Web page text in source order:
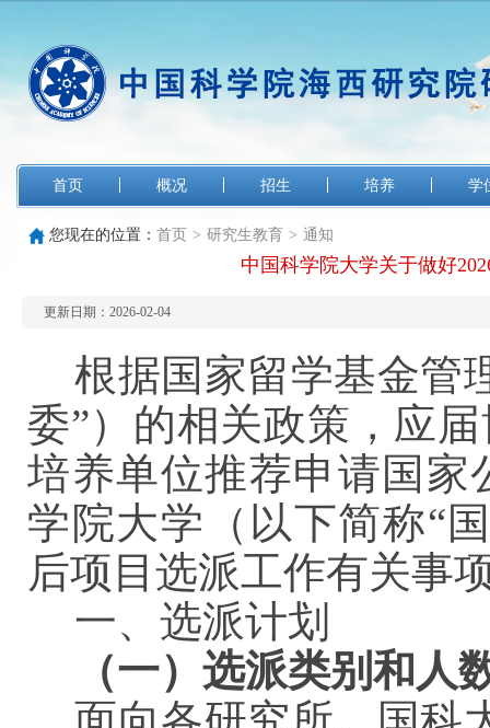
首页 概况 招生 培养 学
您现在的位置： 首页 > 研究生教育 > 通知
中国科学院大学关于做好
更新日期：2026-02-04
根据国家留学基金管
委”）的相关政策，应
培养单位推荐申请国家
学院大学（以下简称“
后项目选派工作有关事
一、选派计划
（一）选派类别和人